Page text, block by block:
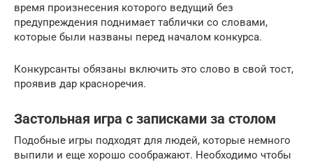
время произнесения которого ведущий без
предупреждения поднимает таблички со словами,
которые были названы перед началом конкурса.
Конкурсанты обязаны включить это слово в свой тост,
проявив дар красноречия.
Застольная игра с записками за столом
Подобные игры подходят для людей, которые немного
выпили и еще хорошо соображают. Необходимо чтобы